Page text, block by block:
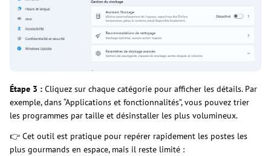
Étape 3 : Cliquez sur chaque catégorie pour afficher les détails. Par
exemple, dans “Applications et fonctionnalités”, vous pouvez trier
les programmes par taille et désinstaller les plus volumineux.
👉 Cet outil est pratique pour repérer rapidement les postes les
plus gourmands en espace, mais il reste limité :